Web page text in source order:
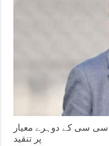
سی کے دوہرے معیار
پر تنقید